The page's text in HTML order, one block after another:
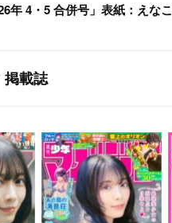
年 4・5 合併号」表紙：えなこ
掲載誌